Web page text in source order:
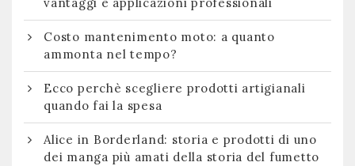
vantaggi e applicazioni professionali
Costo mantenimento moto: a quanto
ammonta nel tempo?
Ecco perchè scegliere prodotti artigianali
quando fai la spesa
Alice in Borderland: storia e prodotti di uno
dei manga più amati della storia del fumetto